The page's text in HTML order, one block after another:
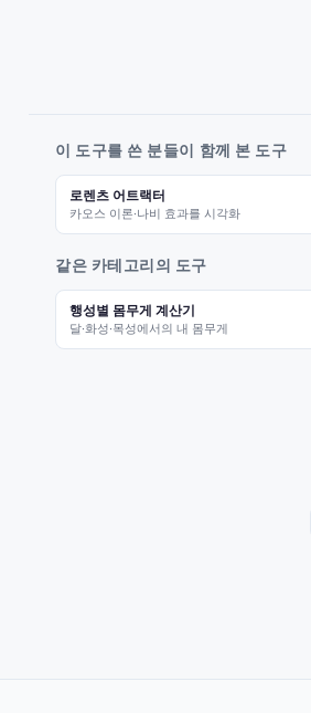
이 도구를 쓴 분들이 함께 본 도구
로렌츠 어트랙터
카오스 이론·나비 효과를 시각화
같은 카테고리의 도구
행성별 몸무게 계산기
달·화성·목성에서의 내 몸무게